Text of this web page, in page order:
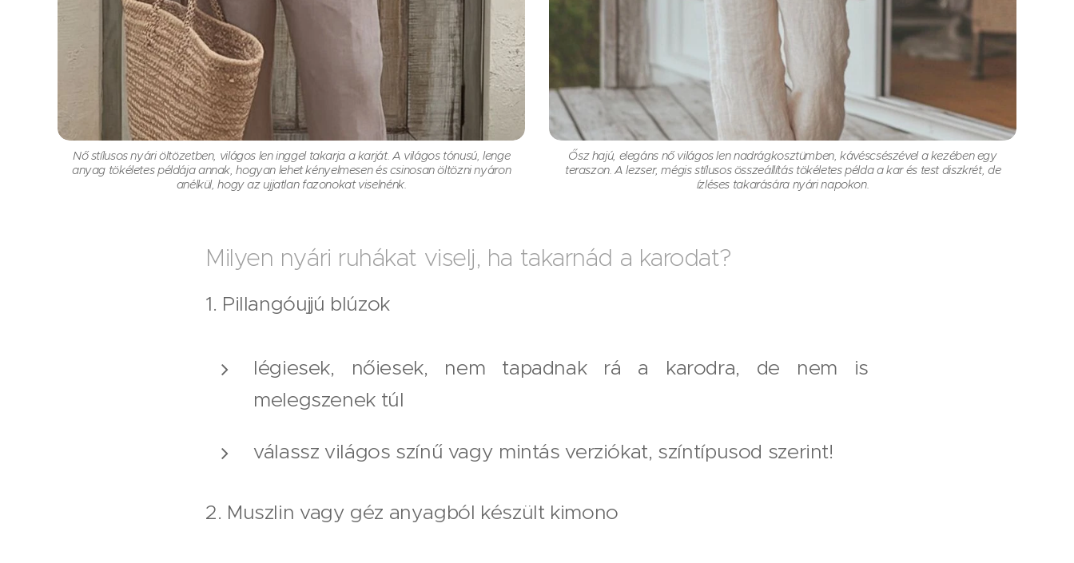
Nő stílusos nyári öltözetben, világos len inggel takarja a karját. A világos tónusú, lenge
anyag tökéletes példája annak, hogyan lehet kényelmesen és csinosan öltözni nyáron
anélkül, hogy az ujjatlan fazonokat viselnénk.
Ősz hajú, elegáns nő világos len nadrágkosztümben, kávéscsészével a kezében egy
teraszon. A lezser, mégis stílusos összeállítás tökéletes példa a kar és test diszkrét, de
ízléses takarására nyári napokon.
Milyen nyári ruhákat viselj, ha takarnád a karodat?
1. Pillangóujjú blúzok
légiesek, nőiesek, nem tapadnak rá a karodra, de nem is
melegszenek túl
válassz világos színű vagy mintás verziókat, színtípusod szerint!
2. Muszlin vagy géz anyagból készült kimono